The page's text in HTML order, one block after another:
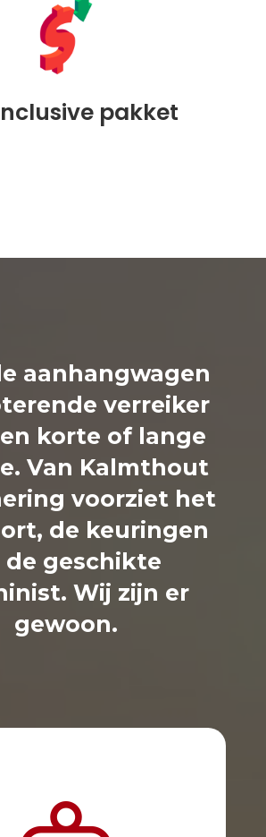
pakket
aanhangwagen
verreiker
korte of lange
Van Kalmthout
voorziet het
de keuringen
de geschikte
Wij zijn er
gewoon.